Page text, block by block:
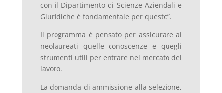
con il Dipartimento di Scienze Aziendali e
Giuridiche è fondamentale per questo”.
Il programma è pensato per assicurare ai
neolaureati quelle conoscenze e quegli
strumenti utili per entrare nel mercato del
lavoro.
La domanda di ammissione alla selezione,